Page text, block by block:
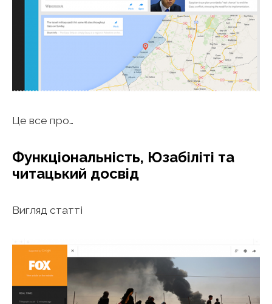
Це все про…
Функціональність, Юзабіліті та
читацький досвід
Вигляд статті